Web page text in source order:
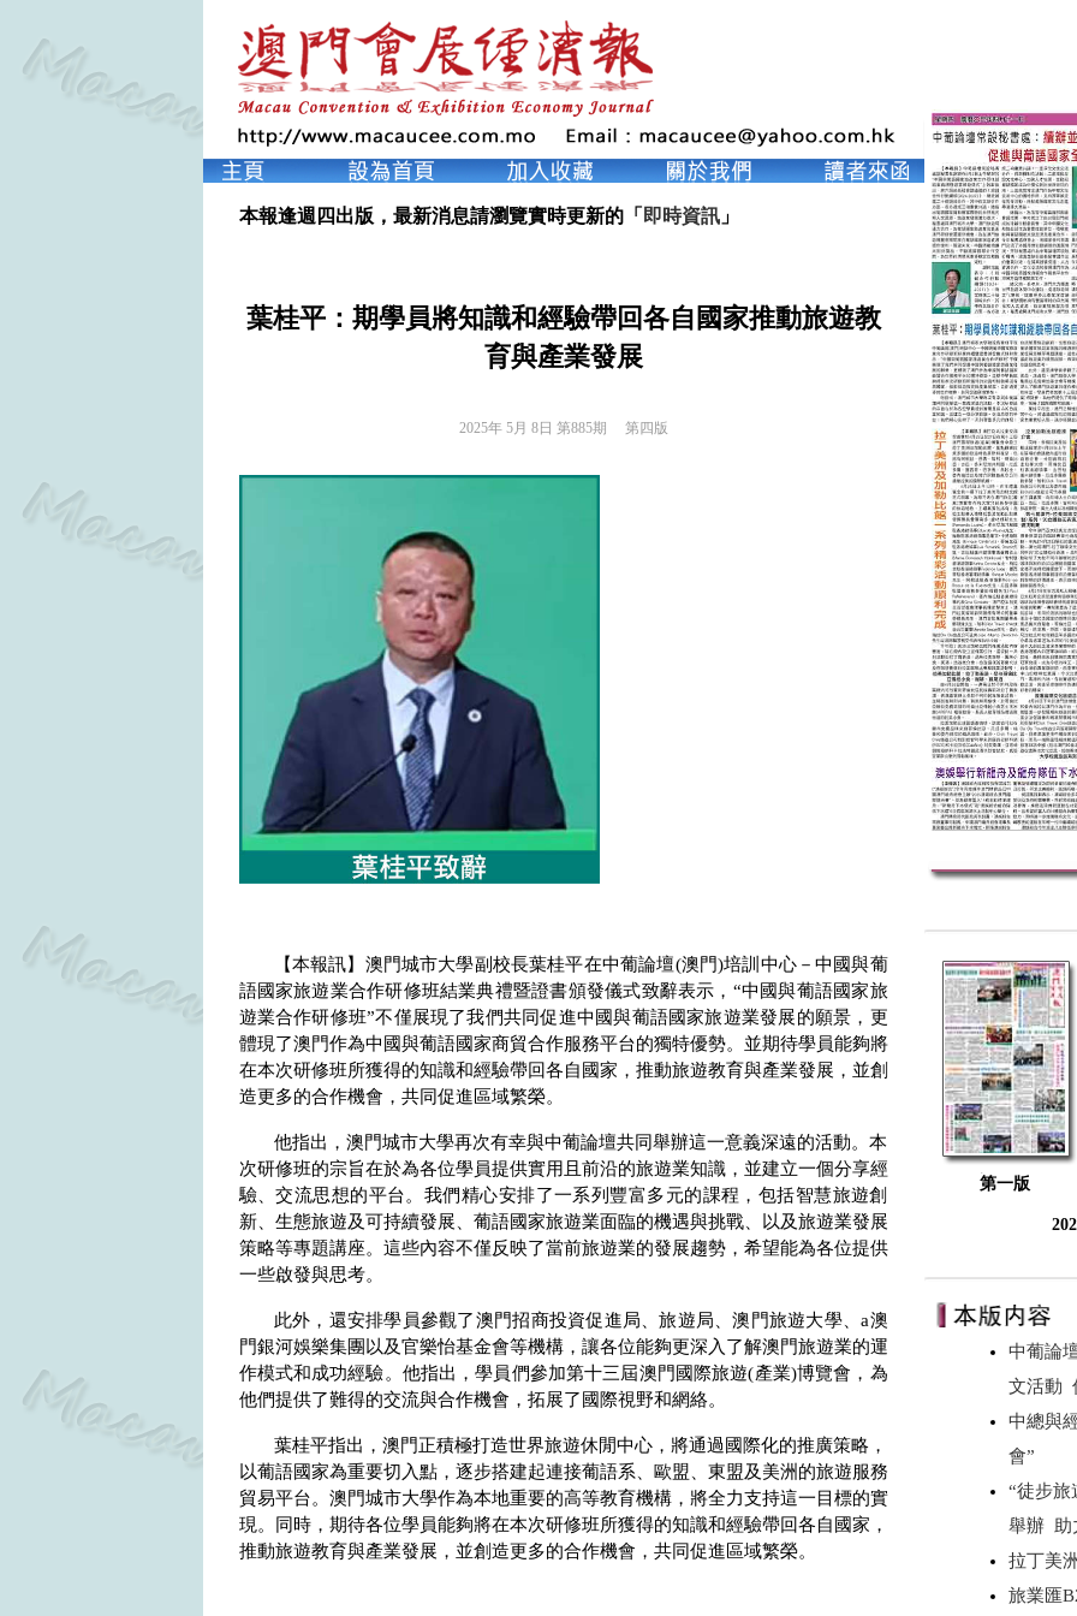
本報逢週四出版，最新消息請瀏覽實時更新的「 即時資訊」
葉桂平：期學員將知識和經驗帶回各自國家推動旅遊教
育與產業發展
2025年 5月 8日 第885期 第四版
【本報訊】澳門城市大學副校長葉桂平在中葡論壇(澳門)培訓中心－中國與葡
語國家旅遊業合作研修班結業典禮暨證書頒發儀式致辭表示，“中國與葡語國家旅
遊業合作研修班”不僅展現了我們共同促進中國與葡語國家旅遊業發展的願景，更
體現了澳門作為中國與葡語國家商貿合作服務平台的獨特優勢。並期待學員能夠將
在本次研修班所獲得的知識和經驗帶回各自國家，推動旅遊教育與產業發展，並創
造更多的合作機會，共同促進區域繁榮。
他指出，澳門城市大學再次有幸與中葡論壇共同舉辦這一意義深遠的活動。本
次研修班的宗旨在於為各位學員提供實用且前沿的旅遊業知識，並建立一個分享經
驗、交流思想的平台。我們精心安排了一系列豐富多元的課程，包括智慧旅遊創
新、生態旅遊及可持續發展、葡語國家旅遊業面臨的機遇與挑戰、以及旅遊業發展
策略等專題講座。這些內容不僅反映了當前旅遊業的發展趨勢，希望能為各位提供
一些啟發與思考。
此外，還安排學員參觀了澳門招商投資促進局、旅遊局、澳門旅遊大學、a澳
門銀河娛樂集團以及官樂怡基金會等機構，讓各位能夠更深入了解澳門旅遊業的運
作模式和成功經驗。他指出，學員們參加第十三屆澳門國際旅遊(產業)博覽會，為
他們提供了難得的交流與合作機會，拓展了國際視野和網絡。
葉桂平指出，澳門正積極打造世界旅遊休閒中心，將通過國際化的推廣策略，
以葡語國家為重要切入點，逐步搭建起連接葡語系、歐盟、東盟及美洲的旅遊服務
貿易平台。澳門城市大學作為本地重要的高等教育機構，將全力支持這一目標的實
現。同時，期待各位學員能夠將在本次研修班所獲得的知識和經驗帶回各自國家，
推動旅遊教育與產業發展，並創造更多的合作機會，共同促進區域繁榮。
第一版
中葡論
文活動
中總與
會”
“徒步旅
舉辦 助
拉丁美
旅業匯